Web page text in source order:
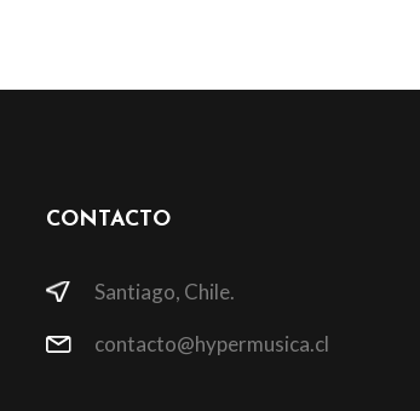
CONTACTO
Santiago, Chile.
contacto@hypermusica.cl